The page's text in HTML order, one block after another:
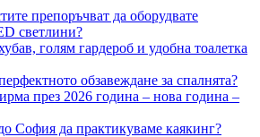
препоръчват да оборудвате
светлини?
голям гардероб и удобна тоалетка
обзавеждане за спалнята?
през 2026 година – нова година –
София да практикуваме каякинг?